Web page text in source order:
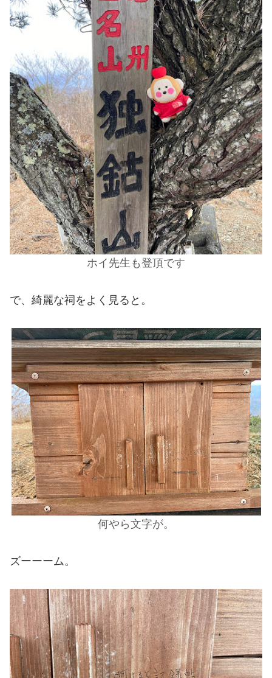
ホイ先生も登頂です
で、綺麗な祠をよく見ると。
何やら文字が。
ズーーーム。